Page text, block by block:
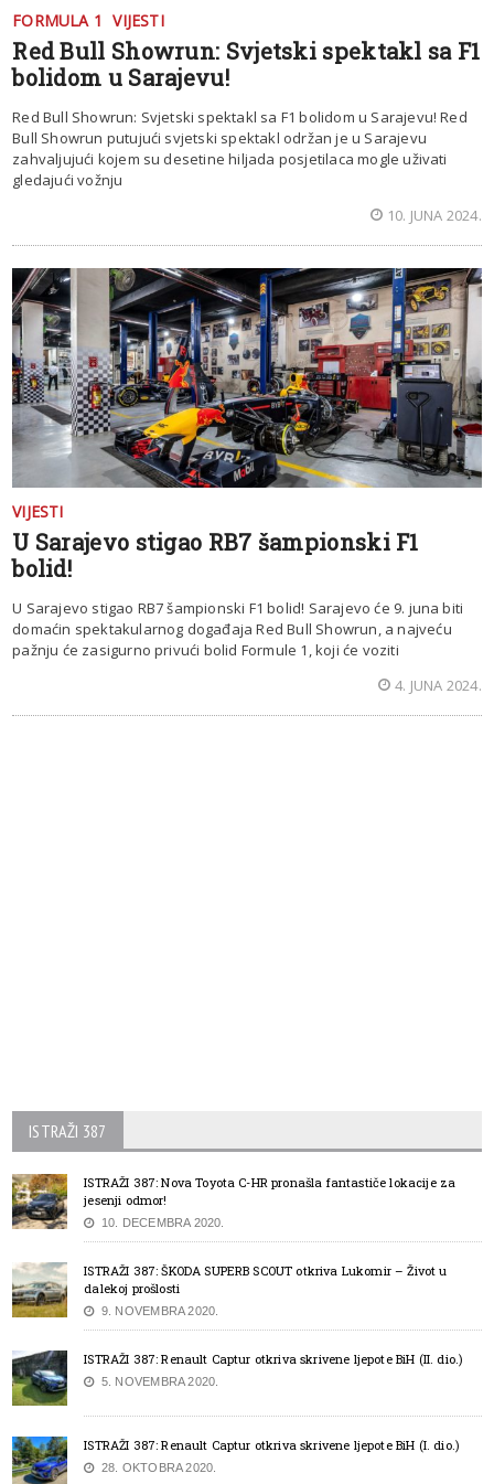
FORMULA 1 VIJESTI
Red Bull Showrun: Svjetski spektakl sa F1
bolidom u Sarajevu!
Red Bull Showrun: Svjetski spektakl sa F1 bolidom u Sarajevu! Red
Bull Showrun putujući svjetski spektakl održan je u Sarajevu
zahvaljujući kojem su desetine hiljada posjetilaca mogle uživati
gledajući vožnju
10. JUNA 2024.
VIJESTI
U Sarajevo stigao RB7 šampionski F1
bolid!
U Sarajevo stigao RB7 šampionski F1 bolid! Sarajevo će 9. juna biti
domaćin spektakularnog događaja Red Bull Showrun, a najveću
pažnju će zasigurno privući bolid Formule 1, koji će voziti
4. JUNA 2024.
ISTRAŽI 387
ISTRAŽI 387: Nova Toyota C-HR pronašla fantastiče lokacije za
jesenji odmor!
10. DECEMBRA 2020.
ISTRAŽI 387: ŠKODA SUPERB SCOUT otkriva Lukomir – Život u
dalekoj prošlosti
9. NOVEMBRA 2020.
ISTRAŽI 387: Renault Captur otkriva skrivene ljepote BiH (II. dio.)
5. NOVEMBRA 2020.
ISTRAŽI 387: Renault Captur otkriva skrivene ljepote BiH (I. dio.)
28. OKTOBRA 2020.